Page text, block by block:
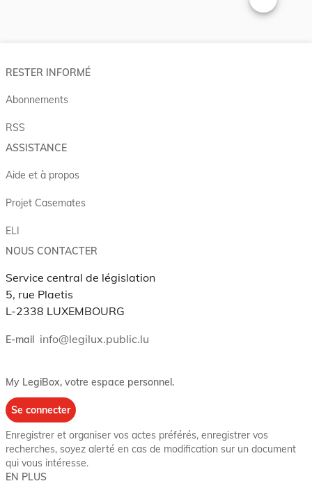
Changer la
RESTER INFORMÉ
Abonnements
RSS
ASSISTANCE
Aide et à propos
Projet Casemates
ELI
NOUS CONTACTER
Service central de législation
5, rue Plaetis
L-2338 LUXEMBOURG
E-mail info@legilux.public.lu
My LegiBox, votre espace personnel.
Se connecter
Enregistrer et organiser vos actes préférés, enregistrer vos
recherches, soyez alerté en cas de modification sur un document
qui vous intéresse.
EN PLUS